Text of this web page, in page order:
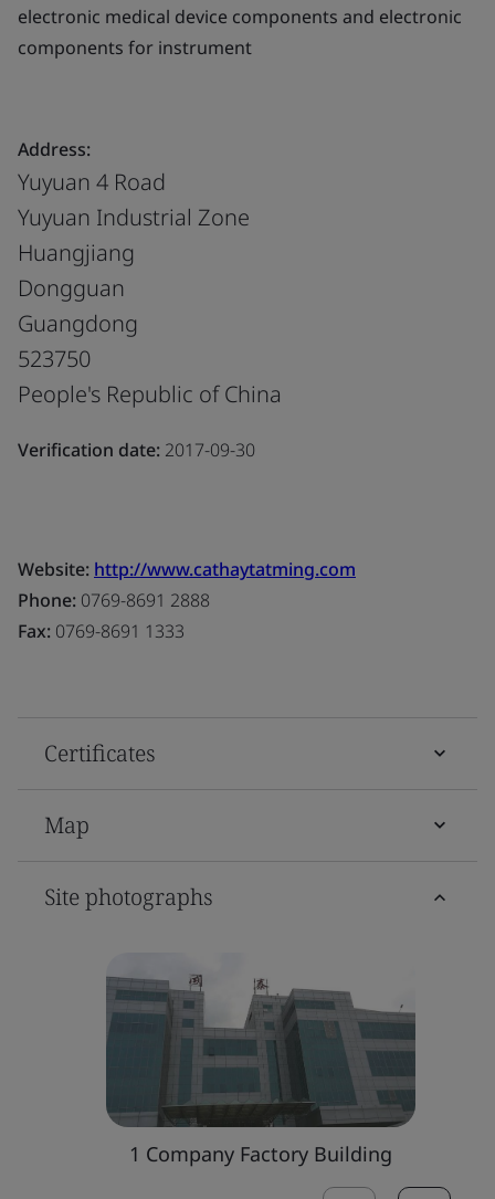
electronic medical device components and electronic
components for instrument
Address:
Yuyuan 4 Road
Yuyuan Industrial Zone
Huangjiang
Dongguan
Guangdong
523750
People's Republic of China
Verification date: 2017-09-30
Website: http://www.cathaytatming.com
Phone: 0769-8691 2888
Fax: 0769-8691 1333
Certificates
Map
Site photographs
1 Company Factory Building